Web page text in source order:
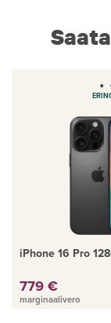
iPhone 16 Pro
779 €
marginaalivero